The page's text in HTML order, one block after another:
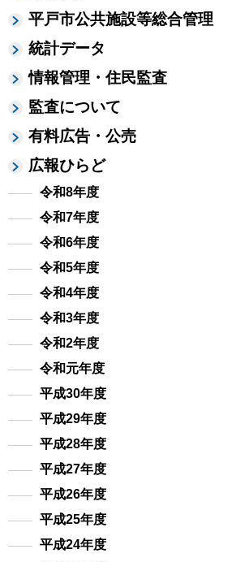
平戸市公共施設等総合管理
統計データ
情報管理・住民監査
監査について
有料広告・公売
広報ひらど
令和8年度
令和7年度
令和6年度
令和5年度
令和4年度
令和3年度
令和2年度
令和元年度
平成30年度
平成29年度
平成28年度
平成27年度
平成26年度
平成25年度
平成24年度